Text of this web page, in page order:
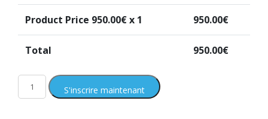
Product Price 950.00€ x 1 950.00€
Total 950.00€
S'inscrire maintenant